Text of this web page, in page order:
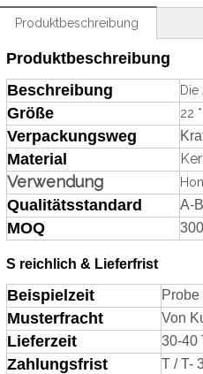
Produktbeschreibung
Produktbeschreibung
Beschreibung
Größe 22
Verpackungsweg
Material
Verwendung
Qualitätsstandard A-
MOQ
S reichlich & Lieferfrist
Beispielzeit
Musterfracht Von
Lieferzeit 30-40
Zahlungsfrist T / T-